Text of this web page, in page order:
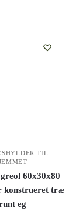
TIL
60x30x80
konstrueret træ
eg